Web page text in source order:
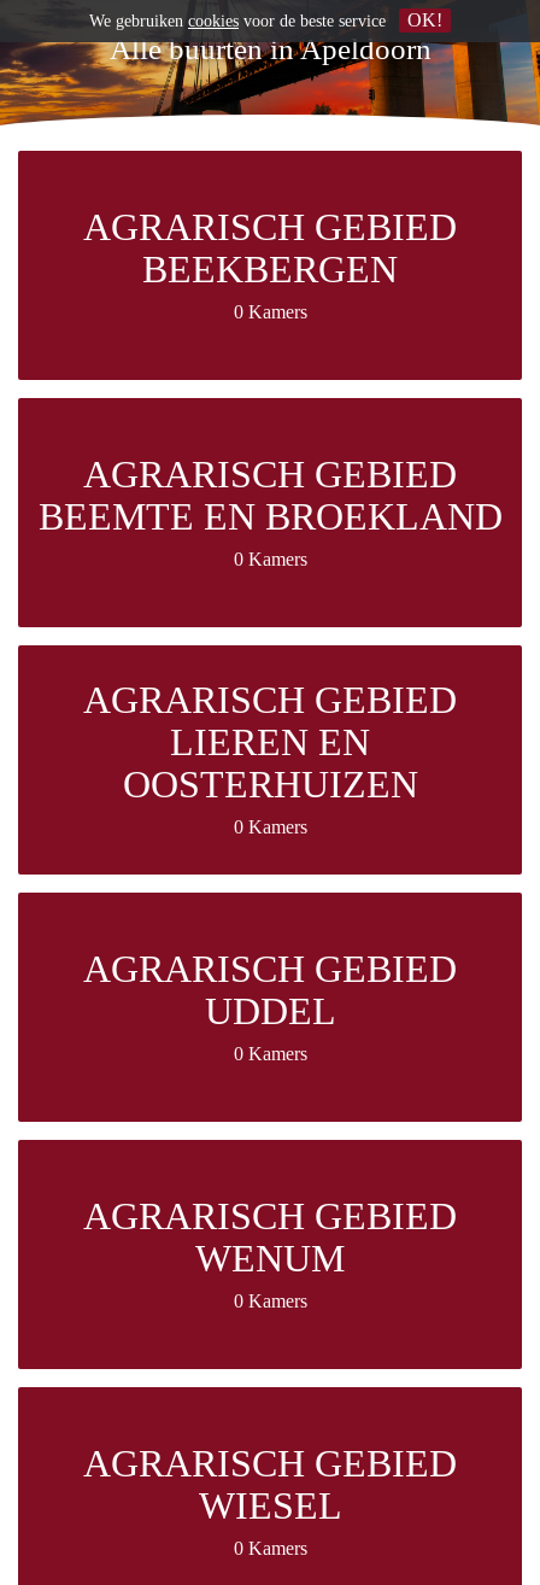
Alle buurten in Apeldoorn
AGRARISCH GEBIED
BEEKBERGEN
0 Kamers
AGRARISCH GEBIED
BEEMTE EN BROEKLAND
0 Kamers
AGRARISCH GEBIED
LIEREN EN
OOSTERHUIZEN
0 Kamers
AGRARISCH GEBIED
UDDEL
0 Kamers
AGRARISCH GEBIED
WENUM
0 Kamers
AGRARISCH GEBIED
WIESEL
0 Kamers
We gebruiken cookies voor de beste service OK!